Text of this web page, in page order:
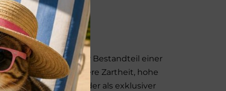
und ein wertvoller Bestandteil einer
durch ihre besondere Zartheit, hohe
täglichen Futter oder als exklusiver